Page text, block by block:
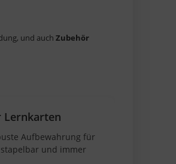
und auch Zubehör
Lernkarten
Aufbewahrung für
und immer